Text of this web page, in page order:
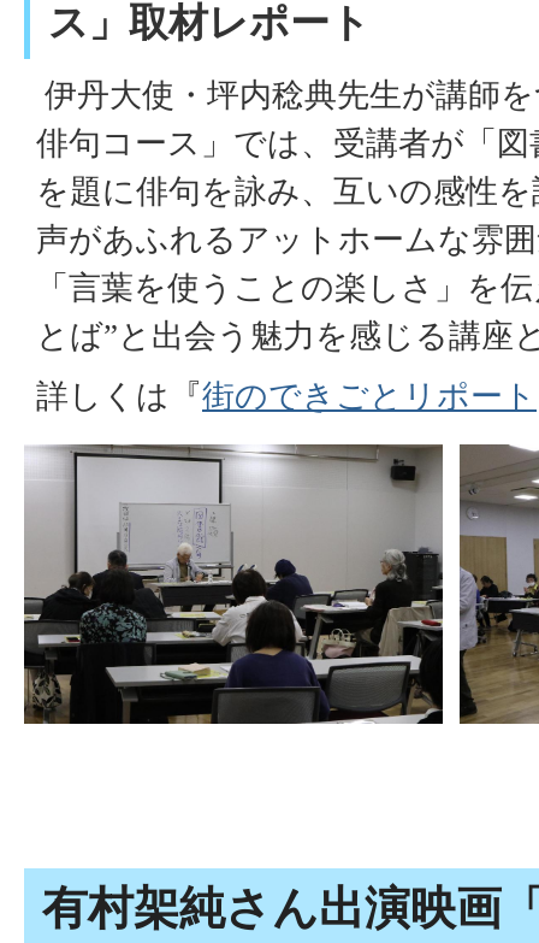
ス」取材レポート
伊丹大使・坪内稔典先生が講師
俳句コース」では、受講者が「
を題に俳句を詠み、互いの感性
声があふれるアットホームな雰
「言葉を使うことの楽しさ」を
とば”と出会う魅力を感じる講座
詳しくは『街のできごとリポート
有村架純さん出演映画